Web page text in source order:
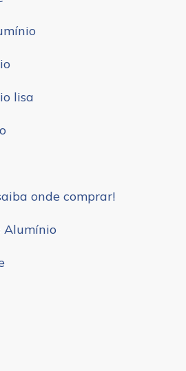
lisa
onde comprar!
Alumínio